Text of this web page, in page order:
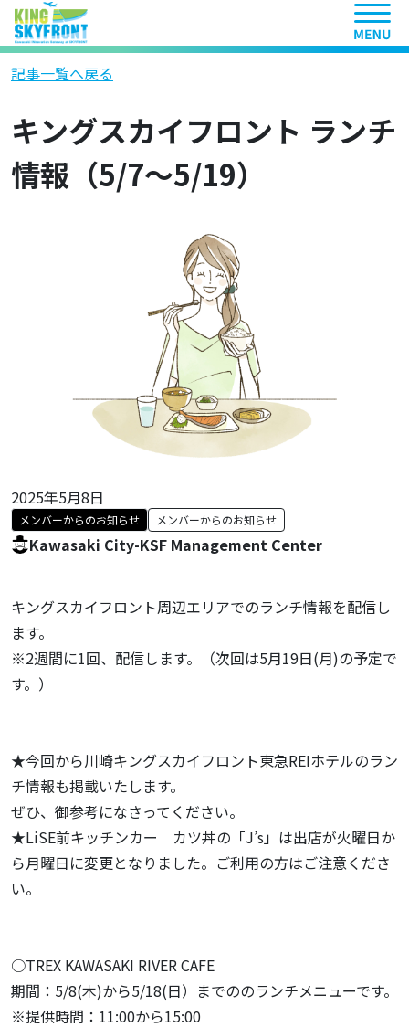
ヘッ
記事一覧へ戻る
キングスカイフロント ランチ
情報（5/7～5/19）
2025年5月8日
メンバーからのお知らせ メンバーからのお知らせ
Kawasaki City-KSF Management Center
キングスカイフロント周辺エリアでのランチ情報を配信し
ます。
※2週間に1回、配信します。（次回は5月19日(月)の予定で
す。）
★今回から川崎キングスカイフロント東急REIホテルのラン
チ情報も掲載いたします。
ぜひ、御参考になさってください。
★LiSE前キッチンカー カツ丼の「J’s」は出店が火曜日か
ら月曜日に変更となりました。ご利用の方はご注意くださ
い。
○TREX KAWASAKI RIVER CAFE
期間：5/8(木)から5/18(日）までののランチメニューです。
※提供時間：11:00から15:00